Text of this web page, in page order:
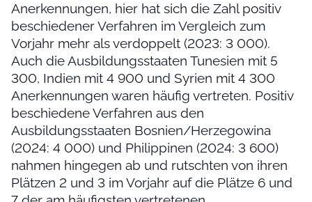
Anerkennungen, hier hat sich die Zahl positiv
beschiedener Verfahren im Vergleich zum
Vorjahr mehr als verdoppelt (2023: 3 000).
Auch die Ausbildungsstaaten Tunesien mit 5
300, Indien mit 4 900 und Syrien mit 4 300
Anerkennungen waren häufig vertreten. Positiv
beschiedene Verfahren aus den
Ausbildungsstaaten Bosnien/Herzegowina
(2024: 4 000) und Philippinen (2024: 3 600)
nahmen hingegen ab und rutschten von ihren
Plätzen 2 und 3 im Vorjahr auf die Plätze 6 und